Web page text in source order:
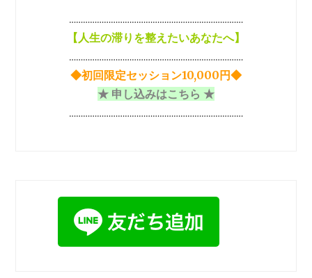
…………………………………………………………………
【 人生の滞りを整えたいあなたへ】
…………………………………………………………………
◆初回限定セッション10,000円◆
★ 申し込みはこちら ★
…………………………………………………………………